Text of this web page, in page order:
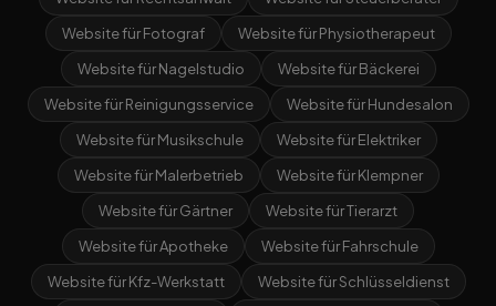
Website für Fotograf
Website für Physiotherapeut
Website für Nagelstudio
Website für Bäckerei
Website für Reinigungsservice
Website für Hundesalon
Website für Musikschule
Website für Elektriker
Website für Malerbetrieb
Website für Klempner
Website für Gärtner
Website für Tierarzt
Website für Apotheke
Website für Fahrschule
Website für Kfz-Werkstatt
Website für Schlüsseldienst